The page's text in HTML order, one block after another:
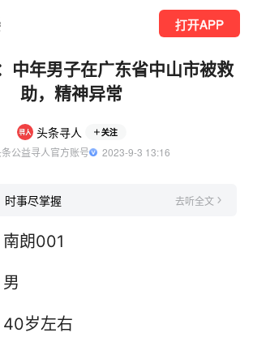
打开APP
中年男子在广东省中山市被救
助，精神异常
头条寻人 关注
公益寻人官方账号
  2023-9-3 13:16
时事尽掌握 去听全文
朗001
40岁左右